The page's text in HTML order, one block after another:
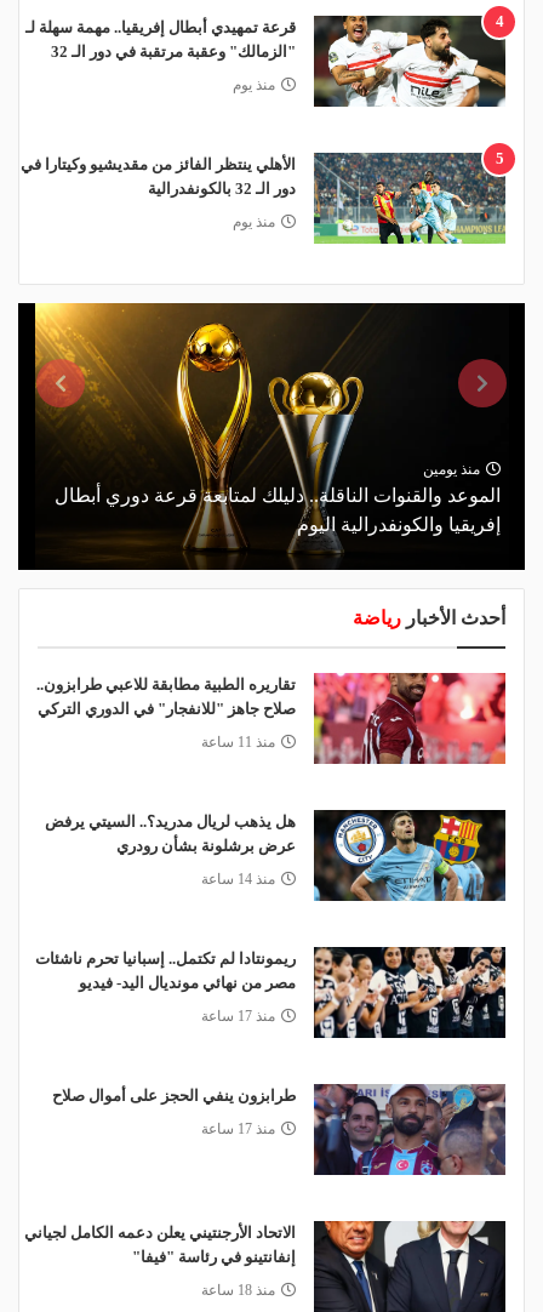
4
قرعة تمهيدي أبطال إفريقيا.. مهمة سهلة لـ
"الزمالك" وعقبة مرتقبة في دور الـ 32
منذ يوم
5
الأهلي ينتظر الفائز من مقديشيو وكيتارا في
دور الـ 32 بالكونفدرالية
منذ يوم
منذ يومين
الموعد والقنوات الناقلة.. دليلك لمتابعة قرعة دوري أبطال
إفريقيا والكونفدرالية اليوم
أحدث الأخبار رياضة
تقاريره الطبية مطابقة للاعبي طرابزون..
صلاح جاهز "للانفجار" في الدوري التركي
منذ 11 ساعة
هل يذهب لريال مدريد؟.. السيتي يرفض
عرض برشلونة بشأن رودري
منذ 14 ساعة
ريمونتادا لم تكتمل.. إسبانيا تحرم ناشئات
مصر من نهائي مونديال اليد- فيديو
منذ 17 ساعة
طرابزون ينفي الحجز على أموال صلاح
منذ 17 ساعة
الاتحاد الأرجنتيني يعلن دعمه الكامل لجياني
إنفانتينو في رئاسة "فيفا"
منذ 18 ساعة